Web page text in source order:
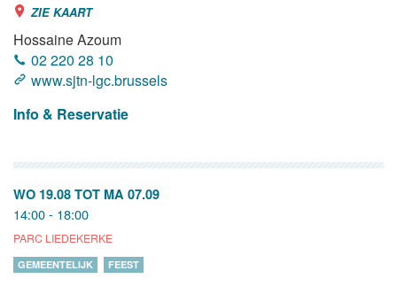
ZIE KAART
Hossaine Azoum
02 220 28 10
www.sjtn-lgc.brussels
Info & Reservatie
WO 19.08 TOT MA 07.09
14:00 - 18:00
PARC LIEDEKERKE
GEMEENTELIJK FEEST